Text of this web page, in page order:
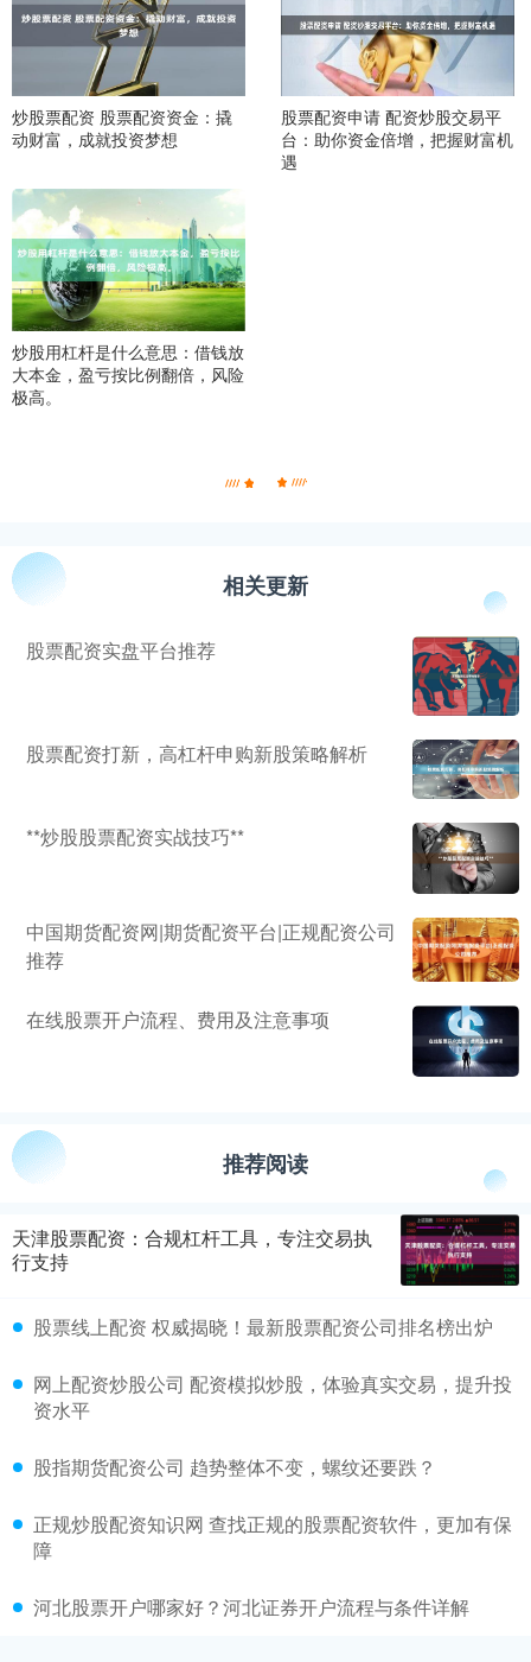
炒股票配资 股票配资资金：撬
动财富，成就投资梦想
股票配资申请 配资炒股交易平
台：助你资金倍增，把握财富机
遇
炒股用杠杆是什么意思：借钱放
大本金，盈亏按比例翻倍，风险
极高。
相关更新
股票配资实盘平台推荐
股票配资打新，高杠杆申购新股策略解析
**炒股股票配资实战技巧**
中国期货配资网|期货配资平台|正规配资公司
推荐
在线股票开户流程、费用及注意事项
推荐阅读
天津股票配资：合规杠杆工具，专注交易执
行支持
股票线上配资 权威揭晓！最新股票配资公司排名榜出炉
网上配资炒股公司 配资模拟炒股，体验真实交易，提升投
资水平
股指期货配资公司 趋势整体不变，螺纹还要跌？
正规炒股配资知识网 查找正规的股票配资软件，更加有保
障
河北股票开户哪家好？河北证券开户流程与条件详解